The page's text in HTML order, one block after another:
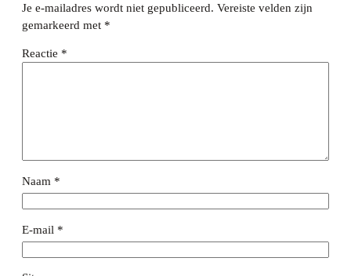
Je e-mailadres wordt niet gepubliceerd. Vereiste velden zijn
gemarkeerd met *
Reactie *
Naam *
E-mail *